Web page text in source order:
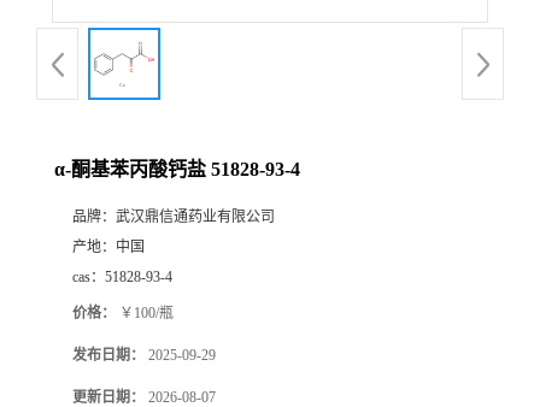
产
α-酮基苯丙酸钙盐 51828-93-4
品牌： 武汉鼎信通药业有限公司
产地： 中国
cas： 51828-93-4
价格： ￥100/瓶
发布日期： 2025-09-29
更新日期： 2026-08-07